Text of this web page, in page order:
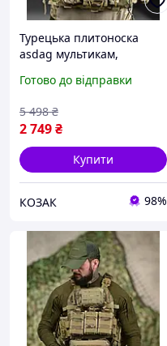
Турецька плитоноска
asdag мультикам,
точки скидання,
плит
Готово до відправки
2 749₴
5 498 ₴
Купити
КОЗАК 98%